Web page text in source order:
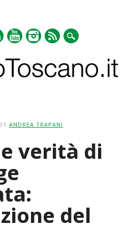
BY ANDREA TRAPANI
verità di
del